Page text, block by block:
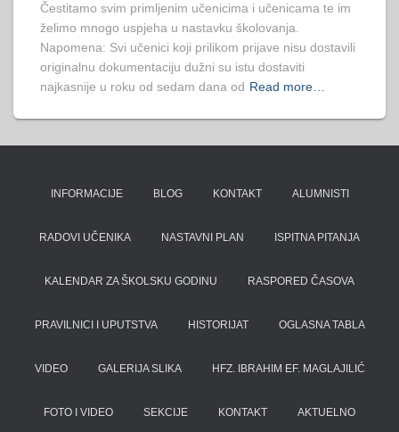
Čestitamo svim primljenim učenicima i učenicama te im
želimo mnogo uspjeha u nastavku školovanja.
Napomena: Svi učenici koji prilikom prijave nisu dostavili
originalnu dokumentaciju dužni su istu dostaviti
najkasnije u roku od sedam dana od Read more…
INFORMACIJE BLOG KONTAKT ALUMNISTI
RADOVI UČENIKA NASTAVNI PLAN ISPITNA PITANJA
KALENDAR ZA ŠKOLSKU GODINU RASPORED ČASOVA
PRAVILNICI I UPUTSTVA HISTORIJAT OGLASNA TABLA
VIDEO GALERIJA SLIKA HFZ. IBRAHIM EF. MAGLAJILIĆ
FOTO I VIDEO SEKCIJE KONTAKT AKTUELNO